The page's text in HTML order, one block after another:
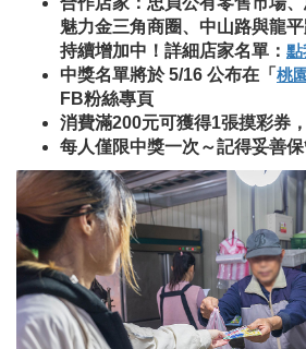
魅力金三角商圈、中山路與龍
持續增加中！ 詳細店家名單： 點
中獎名單將於 5/16 公布在「 桃
FB粉絲專頁
消費滿200元可獲得1張摸彩券
每人僅限中獎一次～記得妥善保